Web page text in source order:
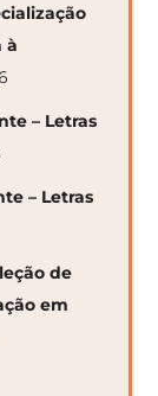
à
– Letras
– Letras
de
em